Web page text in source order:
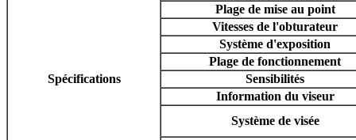
Spécifications
Plage de mise au point
Vitesses de l'obturateur
Système d'exposition
Plage de fonctionnement
Sensibilités
Information du viseur
Système de visée